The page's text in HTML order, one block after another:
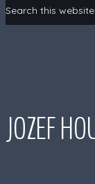
Search this website
JOZEF